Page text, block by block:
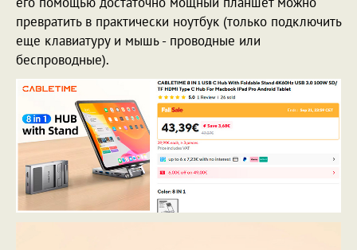
превратить в практически ноутбук (только подключить
еще клавиатуру и мышь - проводные или
беспроводные).